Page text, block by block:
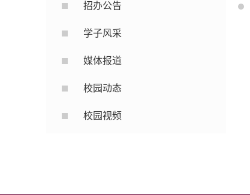
招办公告
学子风采
媒体报道
校园动态
校园视频